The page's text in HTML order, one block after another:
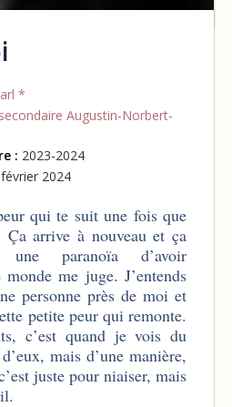
*
Augustin-Norbert-
: 2023-2024
2024
qui te suit une fois que
arrive à nouveau et ça
une paranoïa d’avoir
me juge. J’entends
personne près de moi et
petite peur qui remonte.
c’est quand je vois du
mais d’une manière,
juste pour niaiser, mais